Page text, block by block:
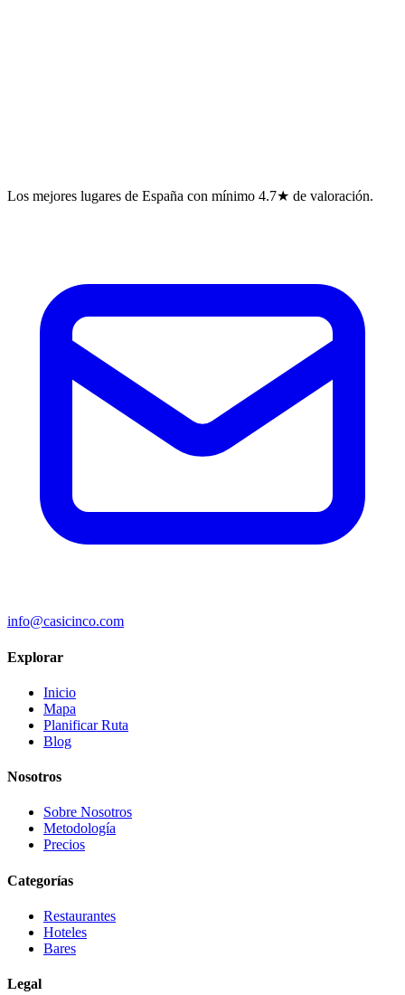
Los mejores lugares de España con mínimo 4.7★ de valoración.
info@casicinco.com
Explorar
Inicio
Mapa
Planificar Ruta
Blog
Nosotros
Sobre Nosotros
Metodología
Precios
Categorías
Restaurantes
Hoteles
Bares
Legal